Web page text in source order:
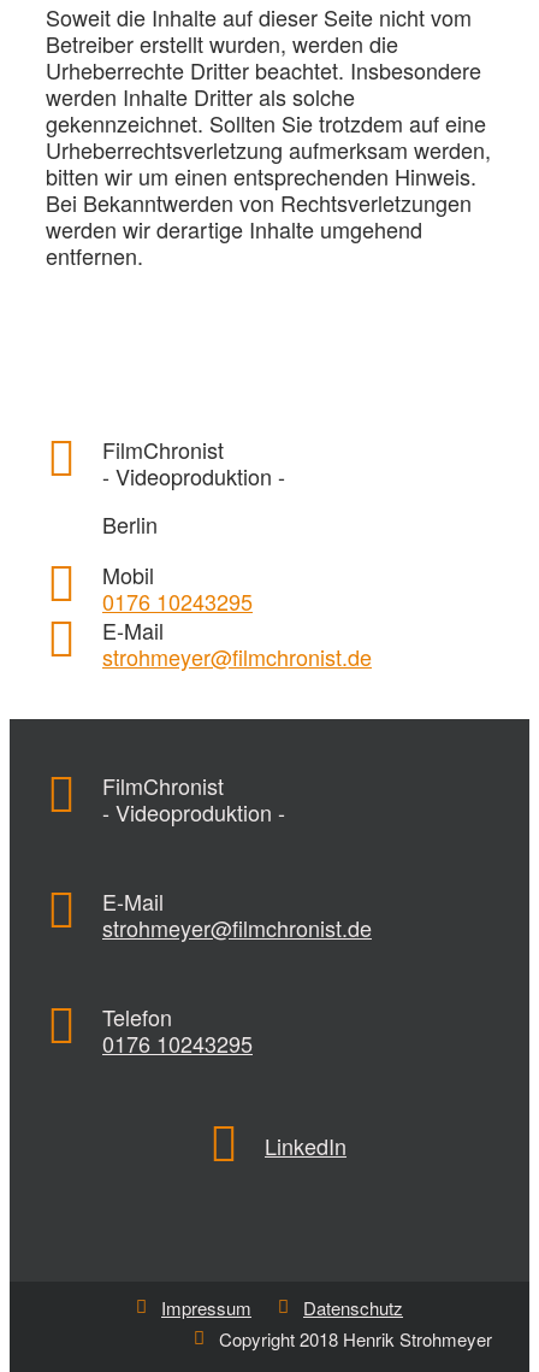
Soweit die Inhalte auf dieser Seite nicht vom
Betreiber erstellt wurden, werden die
Urheberrechte Dritter beachtet. Insbesondere
werden Inhalte Dritter als solche
gekennzeichnet. Sollten Sie trotzdem auf eine
Urheberrechtsverletzung aufmerksam werden,
bitten wir um einen entsprechenden Hinweis.
Bei Bekanntwerden von Rechtsverletzungen
werden wir derartige Inhalte umgehend
entfernen.
FilmChronist
- Videoproduktion -
Berlin
Mobil
0176 10243295
E-Mail
strohmeyer@filmchronist.de
FilmChronist
- Videoproduktion -
E-Mail
strohmeyer@filmchronist.de
Telefon
0176 10243295
LinkedIn
Impressum
Datenschutz
Copyright 2018 Henrik Strohmeyer